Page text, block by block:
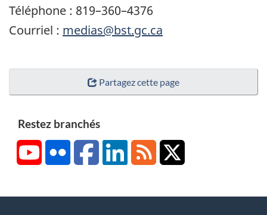
Téléphone : 819–360–4376
Courriel : medias@bst.gc.ca
Partagez cette page
Restez branchés
YouTubeFlickr FacebookLinkedInRSS